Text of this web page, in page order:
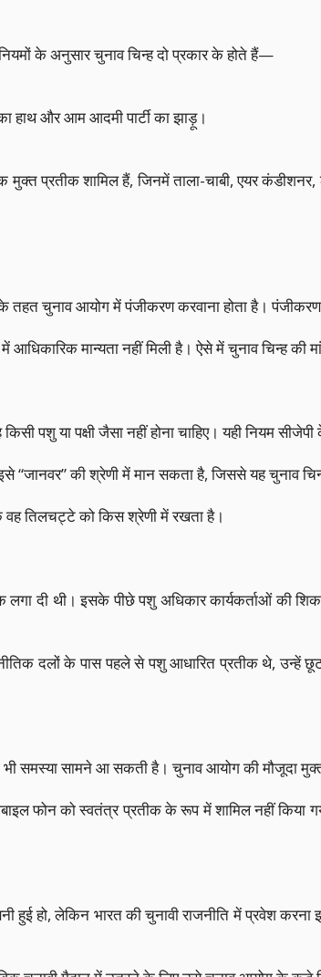
के अनुसार चुनाव चिन्ह दो प्रकार के होते हैं—
हाथ और आम आदमी पार्टी का झाड़ू।
मुक्त प्रतीक शामिल हैं, जिनमें ताला-चाबी, एयर
तहत चुनाव आयोग में पंजीकरण करवाना होता है।
मान्यता नहीं मिली है। ऐसे में चुनाव चिन्ह की
पशु या पक्षी जैसा नहीं होना चाहिए। यही नियम
की श्रेणी में मान सकता है, जिससे यह चुनाव
वह तिलचट्टे को किस श्रेणी में रखता है।
दी थी। इसके पीछे पशु अधिकार कार्यकर्ताओं की
दलों के पास पहले से पशु आधारित प्रतीक थे, उन्हें छूट
समस्या सामने आ सकती है। चुनाव आयोग की मौजूदा
फोन को स्वतंत्र प्रतीक के रूप में शामिल नहीं किया
हुई हो, लेकिन भारत की चुनावी राजनीति में प्रवेश